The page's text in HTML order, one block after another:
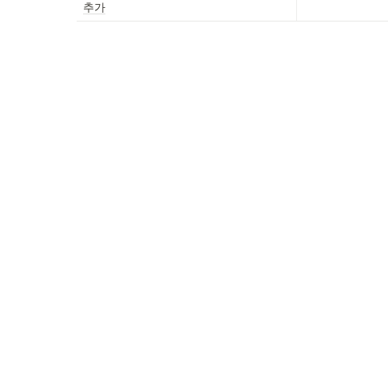
추가